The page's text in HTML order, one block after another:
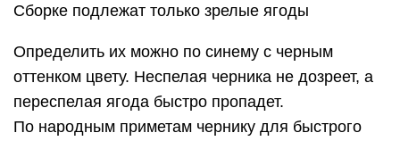
Сборке подлежат только зрелые ягоды
Определить их можно по синему с черным
оттенком цвету. Неспелая черника не дозреет, а
переспелая ягода быстро пропадет.
По народным приметам чернику для быстрого